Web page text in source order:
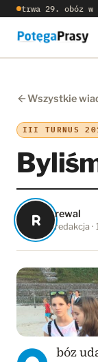
trwa 29. obóz w
Wszystkie
III TURNUS
R rewal
redakcja ·
bóz